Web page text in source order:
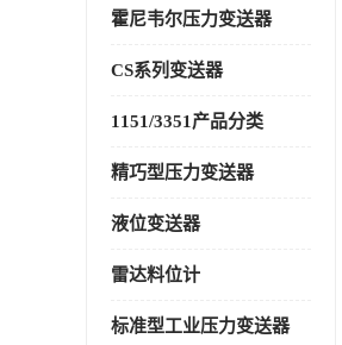
霍尼韦尔压力变送器
CS系列变送器
1151/3351产品分类
精巧型压力变送器
液位变送器
雷达料位计
标准型工业压力变送器